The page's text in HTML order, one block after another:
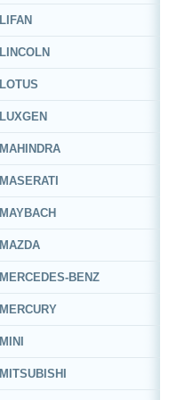
LIFAN
LINCOLN
LOTUS
LUXGEN
MAHINDRA
MASERATI
MAYBACH
MAZDA
MERCEDES-BENZ
MERCURY
MINI
MITSUBISHI